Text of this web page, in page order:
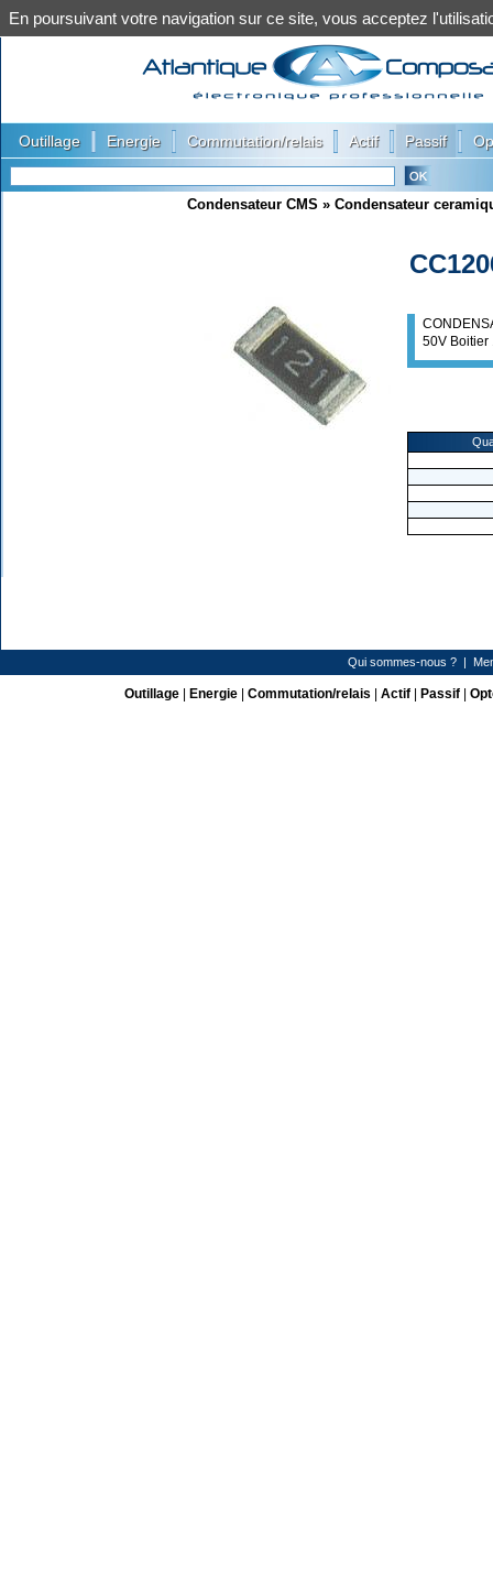
Outillage Energie Commutation/relais Actif Passif
Condensateur CMS » Condensateur
50V Boitier
Qui sommes-nous ?|
Outillage| Energie| Commutation/relais Actif| Passif|
En poursuivant votre navigation sur ce site, vous acceptez